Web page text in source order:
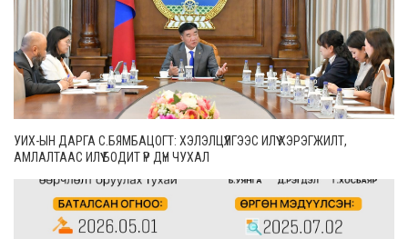
УИХ-ЫН ДАРГА С.БЯМБАЦОГТ: ХЭЛЭЛЦҮҮЛГЭЭС ИЛҮҮ ХЭРЭГЖИЛТ,
АМЛАЛТААС ИЛҮҮ БОДИТ ҮР ДҮН ЧУХАЛ